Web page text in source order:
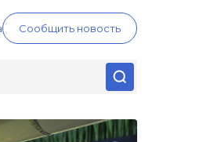
Сообщить новость